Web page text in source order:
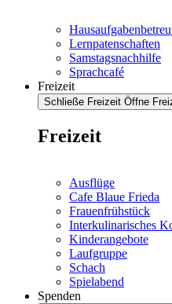
Lernpatenschaften
Samstagsnachhilfe
Sprachcafé
Freizeit
Schließe Freizeit Öffne
Freizeit
Ausflüge
Cafe Blaue Frieda
Frauenfrühstück
Interkulinarisches
Kinderangebote
Laufgruppe
Schach
Spielabend
Spenden